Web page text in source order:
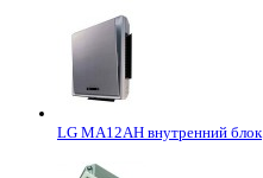
LG MA12AH внутренний блок